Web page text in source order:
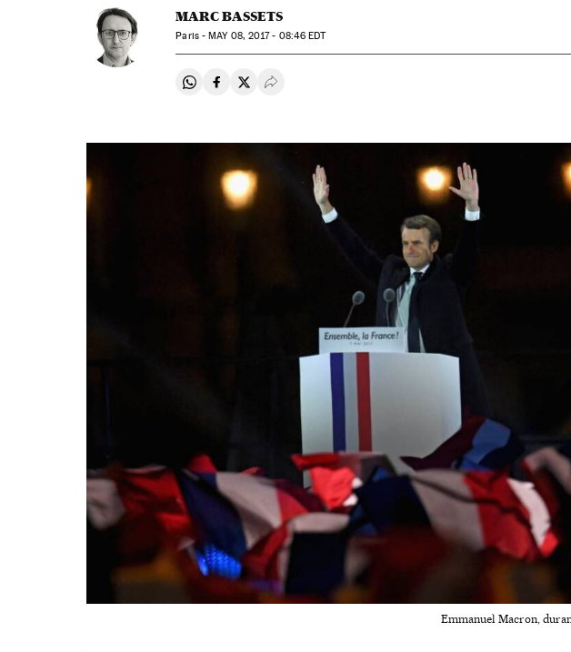
MARC BASSETS
Paris -MAY08, 2017 - 08:46 EDT
Compartir en Whatsapp
Compartir en Facebook
Compartir en Twitter
Desplegar Redes Sociales
Emmanuel Macron,